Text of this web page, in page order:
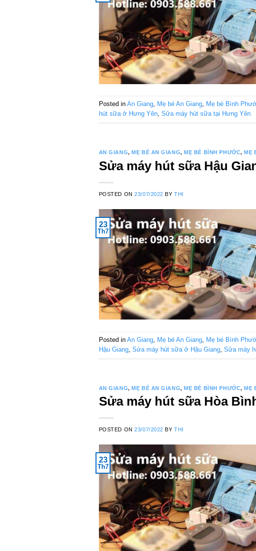
Posted in An Giang, Mẹ bé An Giang, Mẹ bé Bình
hút sữa ở Hưng Yên, Sửa máy hút sữa tại Hưng Yên
AN GIANG,MẸ BÉ AN GIANG,MẸ BÉ BÌNH PHƯỚC,MẸ
Sửa máy hút sữa Hậu
POSTED ON23/07/2022 BYTHI
23
Th7
Posted in An Giang, Mẹ bé An Giang, Mẹ bé Bình
Hậu Giang, Sửa máy hút sữa ở Hậu Giang, Sửa máy
AN GIANG,MẸ BÉ AN GIANG,MẸ BÉ BÌNH PHƯỚC,MẸ
Sửa máy hút sữa Hòa
POSTED ON23/07/2022 BYTHI
23
Th7